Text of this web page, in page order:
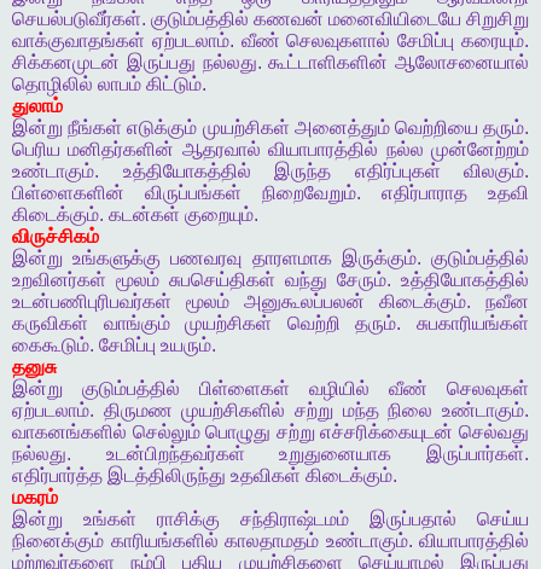
செயல்படுவீர்கள். குடும்பத்தில் கணவன் மனைவியிடையே சிறுசிறு
வாக்குவாதங்கள் ஏற்படலாம். வீண் செலவுகளால் சேமிப்பு கரையும்.
சிக்கனமுடன் இருப்பது நல்லது.கூட்டாளிகளின் ஆலோசனையால்
தொழிலில் லாபம் கிட்டும்.
துலாம்
இன்று நீங்கள் எடுக்கும் முயற்சிகள் அனைத்தும் வெற்றியை தரும்.
பெரிய மனிதர்களின் ஆதரவால் வியாபாரத்தில் நல்ல முன்னேற்றம்
உண்டாகும். உத்தியோகத்தில் இருந்த எதிர்ப்புகள் விலகும்.
பிள்ளைகளின்
விருப்பங்கள் நிறைவேறும். எதிர்பாராத
உதவி
கிடைக்கும். கடன்கள் குறையும்.
விருச்சிகம்
இன்று உங்களுக்கு பணவரவு தாரளமாக இருக்கும்.குடும்பத்தில்
உறவினர்கள் மூலம் சுபசெய்திகள் வந்து சேரும். உத்தியோகத்தில்
உடன்பணிபுரிபவர்கள்
மூலம் அனுகூலப்பலன் கிடைக்கும். நவீன
கருவிகள்
வாங்கும் முயற்சிகள் வெற்றி தரும்.சுபகாரியங்கள்
கைகூடும். சேமிப்பு உயரும்.
தனுசு
இன்று
குடும்பத்தில் பிள்ளைகள் வழியில் வீண்
செலவுகள்
ஏற்படலாம். திருமண முயற்சிகளில் சற்று மந்த நிலை உண்டாகும்.
வாகனங்களில் செல்லும் பொழுது சற்று எச்சரிக்கையுடன் செல்வது
நல்லது. உடன்பிறந்தவர்கள் உறுதுனையாக இருப்பார்கள்.
எதிர்பார்த்த இடத்திலிருந்து உதவிகள் கிடைக்கும்.
மகரம்
இன்று
உங்கள் ராசிக்கு சந்திராஷ்டமம் இருப்பதால்
செய்ய
நினைக்கும் காரியங்களில் காலதாமதம் உண்டாகும். வியாபாரத்தில்
மற்றவர்களை
நம்பி புதிய முயற்சிகளை செய்யாமல்
இருப்பது